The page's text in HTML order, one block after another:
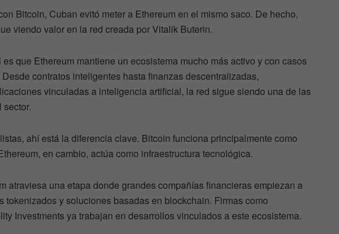
Bitcoin, Cuban evitó meter a Ethereum en el mismo saco. De hecho,
viendo valor en la red creada por Vitalik Buterin.
que Ethereum mantiene un ecosistema mucho más activo y con casos
contratos inteligentes hasta finanzas descentralizadas,
vinculadas a inteligencia artificial, la red sigue siendo una de las
sector.
ahí está la diferencia clave. Bitcoin funciona principalmente como
en cambio, actúa como infraestructura tecnológica.
atraviesa una etapa donde grandes compañías financieras empiezan a
tokenizados y soluciones basadas en blockchain. Firmas como
Investments ya trabajan en desarrollos vinculados a este ecosistema.